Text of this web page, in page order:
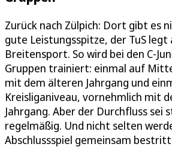
Zurück nach Zülpich: Dort gibt es
gute Leistungsspitze, der TuS
Breitensport. So wird bei den C-
Gruppen trainiert: einmal auf
mit dem älteren Jahrgang und
Kreisliganiveau, vornehmlich mit
Jahrgang. Aber der Durchfluss sei
regelmäßig. Und nicht selten
Abschlussspiel gemeinsam